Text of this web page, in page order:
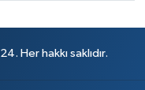
Her hakkı saklıdır.